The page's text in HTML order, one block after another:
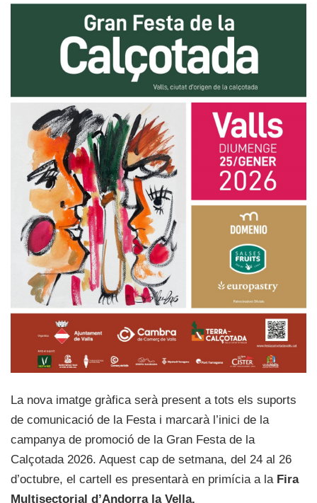
La nova imatge gràfica serà present a tots els suports
de comunicació de la Festa i marcarà l’inici de la
campanya de promoció de la Gran Festa de la
Calçotada 2026. Aquest cap de setmana, del 24 al 26
d’octubre, el cartell es presentarà en primícia a la Fira
Multisectorial d’Andorra la Vella.